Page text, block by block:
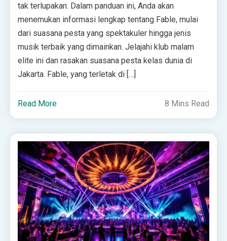
tak terlupakan. Dalam panduan ini, Anda akan
menemukan informasi lengkap tentang Fable, mulai
dari suasana pesta yang spektakuler hingga jenis
musik terbaik yang dimainkan. Jelajahi klub malam
elite ini dan rasakan suasana pesta kelas dunia di
Jakarta. Fable, yang terletak di […]
Read More 8 Mins Read